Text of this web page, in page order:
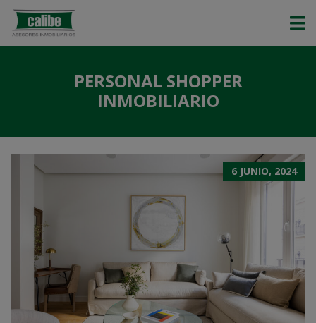
PERSONAL SHOPPER
INMOBILIARIO
6 JUNIO, 2024